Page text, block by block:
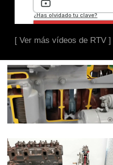
[ Ver más vídeos de RTV ]